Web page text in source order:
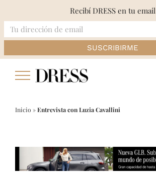
Inicio »Entrevista con Luzia Cavallini
Recibí DRESS en tu email